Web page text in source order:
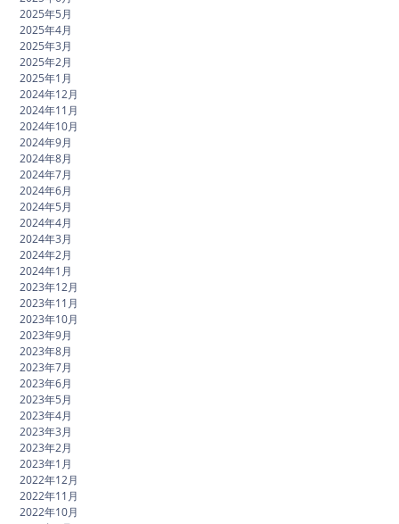
2025年5月
2025年4月
2025年3月
2025年2月
2025年1月
2024年12月
2024年11月
2024年10月
2024年9月
2024年8月
2024年7月
2024年6月
2024年5月
2024年4月
2024年3月
2024年2月
2024年1月
2023年12月
2023年11月
2023年10月
2023年9月
2023年8月
2023年7月
2023年6月
2023年5月
2023年4月
2023年3月
2023年2月
2023年1月
2022年12月
2022年11月
2022年10月